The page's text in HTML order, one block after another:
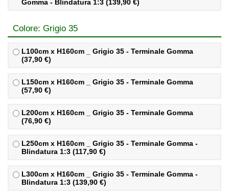
Gomma - Blindatura 1:3 (139,90 €)
Colore: Grigio 35
L100cm x H160cm _ Grigio 35 - Terminale Gomma
(37,90 €)
L150cm x H160cm _ Grigio 35 - Terminale Gomma
(57,90 €)
L200cm x H160cm _ Grigio 35 - Terminale Gomma
(76,90 €)
L250cm x H160cm _ Grigio 35 - Terminale Gomma -
Blindatura 1:3 (117,90 €)
L300cm x H160cm _ Grigio 35 - Terminale Gomma -
Blindatura 1:3 (139,90 €)